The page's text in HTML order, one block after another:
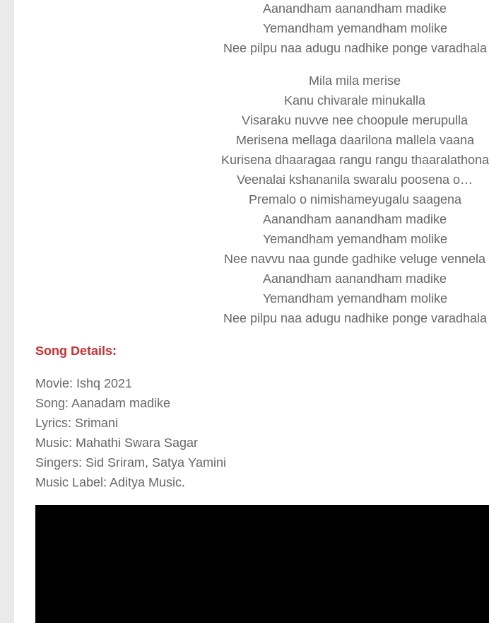
Aanandham aanandham madike
Yemandham yemandham molike
Nee pilpu naa adugu nadhike ponge varadhala
Mila mila merise
Kanu chivarale minukalla
Visaraku nuvve nee choopule merupulla
Merisena mellaga daarilona mallela vaana
Kurisena dhaaragaa rangu rangu thaaralathona
Veenalai kshananila swaralu poosena o…
Premalo o nimishameyugalu saagena
Aanandham aanandham madike
Yemandham yemandham molike
Nee navvu naa gunde gadhike veluge vennela
Aanandham aanandham madike
Yemandham yemandham molike
Nee pilpu naa adugu nadhike ponge varadhala
Song Details:
Movie: Ishq 2021
Song: Aanadam madike
Lyrics: Srimani
Music: Mahathi Swara Sagar
Singers: Sid Sriram, Satya Yamini
Music Label: Aditya Music.